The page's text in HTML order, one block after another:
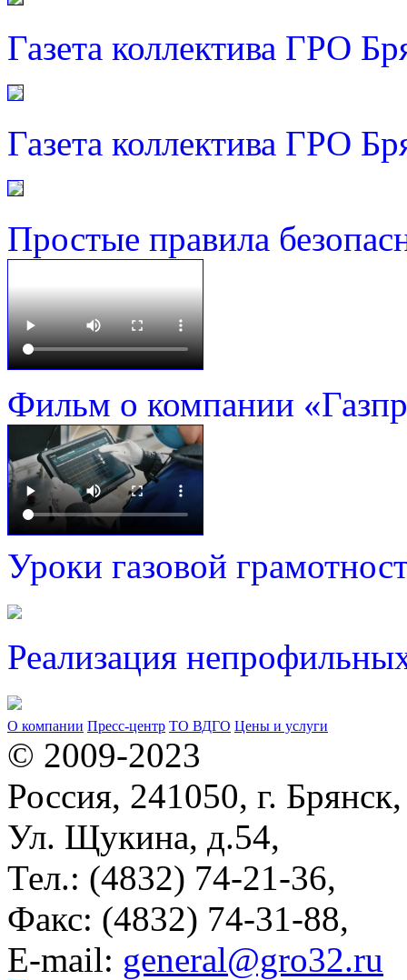
Газета коллектива ГРО
Газета коллектива ГРО
Простые правила
Фильм о компании
Уроки газовой
Реализация
О компании Пресс-центр ТО ВДГО Цены и услуги
© 2009-2023
Россия, 241050, г. Брянск,
Ул. Щукина, д.54,
Тел.: (4832) 74-21-36,
Факс: (4832) 74-31-88,
Е-mail: general@gro32.ru